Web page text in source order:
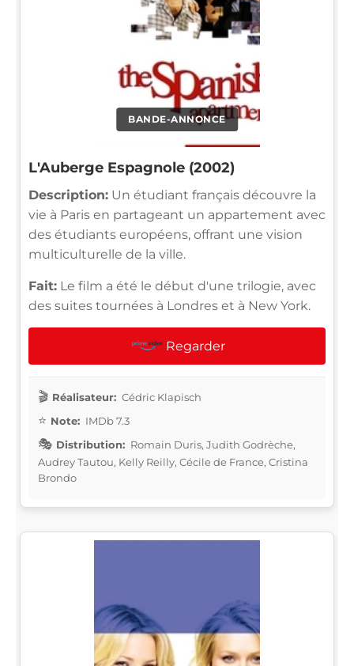
BANDE-ANNONCE
L'Auberge Espagnole (2002)
Description: Un étudiant français découvre la
vie à Paris en partageant un appartement avec
des étudiants européens, offrant une vision
multiculturelle de la ville.
Fait: Le film a été le début d'une trilogie, avec
des suites tournées à Londres et à New York.
Regarder
Réalisateur: Cédric Klapisch
Note: IMDb 7.3
Distribution: Romain Duris, Judith Godrèche,
Audrey Tautou, Kelly Reilly, Cécile de France, Cristina
Brondo